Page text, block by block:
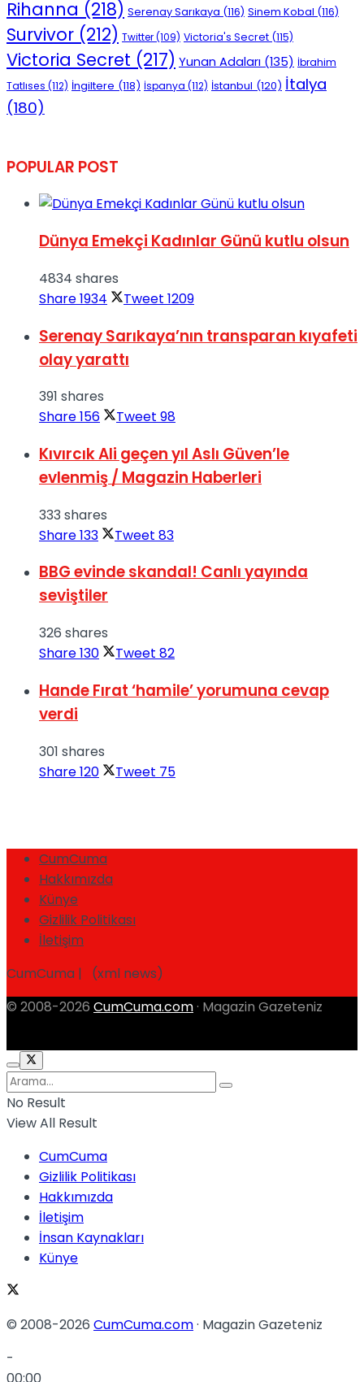
Rihanna (218) Serenay Sarıkaya (116) Sinem Kobal (116)
Survivor (212) Twitter(109) Victoria's Secret (115)
Victoria Secret (217) Yunan Adaları (135) İbrahim
Tatlıses (112) İngiltere (118) İspanya (112) İstanbul (120) İtalya
(180)
POPULAR POST
Dünya Emekçi Kadınlar Günü kutlu olsun
4834 shares
Share1934 Tweet 1209
Serenay Sarıkaya’nın transparan kıyafeti
olay yarattı
391 shares
Share156 Tweet 98
Kıvırcık Ali geçen yıl Aslı Güven’le
evlenmiş / Magazin Haberleri
333 shares
Share133 Tweet 83
BBG evinde skandal! Canlı yayında
seviştiler
326 shares
Share130 Tweet 82
Hande Fırat ‘hamile’ yorumuna cevap
verdi
301 shares
Share120 Tweet 75
CumCuma
Hakkımızda
Künye
Gizlilik Politikası
İletişim
CumCuma | (xml news)
© 2008-2026 CumCuma.com · Magazin Gazeteniz
No Result
View All Result
CumCuma
Gizlilik Politikası
Hakkımızda
İletişim
İnsan Kaynakları
Künye
© 2008-2026 CumCuma.com· Magazin Gazeteniz
-
00:00